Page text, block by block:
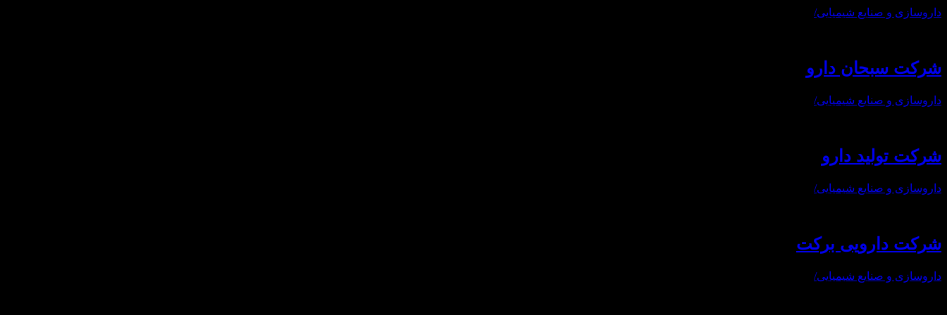
داروسازی و صنایع شیمیایی/
شرکت سبحان دارو
داروسازی و صنایع شیمیایی/
شرکت تولید دارو
داروسازی و صنایع شیمیایی/
شرکت دارویی برکت
داروسازی و صنایع شیمیایی/